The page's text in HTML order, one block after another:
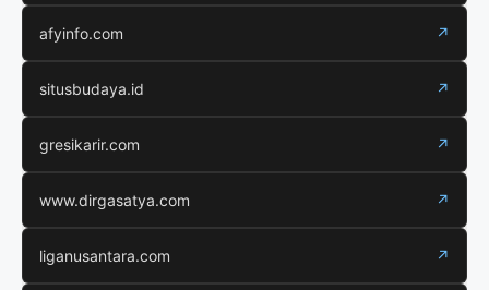
afyinfo.com ↗
situsbudaya.id ↗
gresikarir.com ↗
www.dirgasatya.com ↗
liganusantara.com ↗